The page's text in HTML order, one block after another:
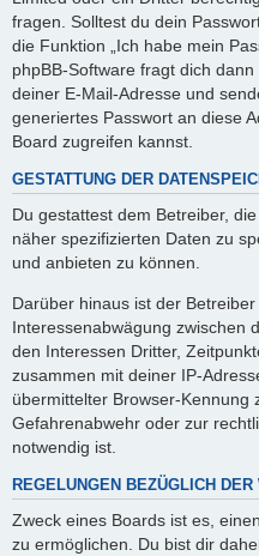
fragen. Solltest du dein
die Funktion „Ich habe mein
phpBB-Software fragt dich
deiner E-Mail-Adresse und
generiertes Passwort an diese
Board zugreifen kannst.
GESTATTUNG DER
Du gestattest dem Betreiber,
näher spezifizierten Daten zu
und anbieten zu können.
Darüber hinaus ist der
Interessenabwägung zwischen
den Interessen Dritter,
zusammen mit deiner IP-
übermittelter Browser-Kennung
Gefahrenabwehr oder zur
notwendig ist.
REGELUNGEN BEZÜGLICH
Zweck eines Boards ist es,
zu ermöglichen. Du bist dir